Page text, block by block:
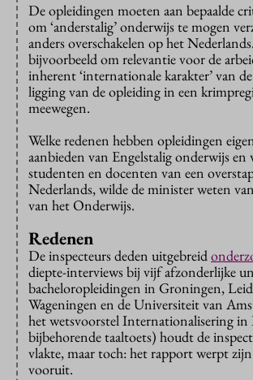
De opleidingen moeten aan bepaalde
om ‘anderstalig’ onderwijs te mogen
anders overschakelen op het
bijvoorbeeld om relevantie voor de
inherent ‘internationale karakter’ van
ligging van de opleiding in een
meewegen.
Welke redenen hebben opleidingen
aanbieden van Engelstalig onderwijs en
studenten en docenten van een
Nederlands, wilde de minister weten
van het Onderwijs.
Redenen
De inspecteurs deden uitgebreid
diepte-interviews bij vijf afzonderlijke
bacheloropleidingen in Groningen,
Wageningen en de Universiteit van
het wetsvoorstel Internationalisering in
bijbehorende taaltoets) houdt de
vlakte, maar toch: het rapport werpt
vooruit.